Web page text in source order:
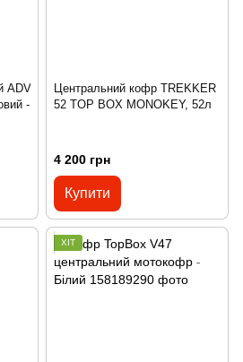
ADV
-
Центральний кофр TREKKER
52 TOP BOX MONOKEY, 52л
4 200 грн
Купити
ХІТ